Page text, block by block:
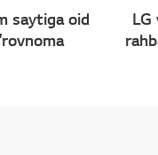
saytiga oid